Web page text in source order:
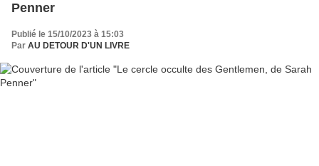
Penner
Publié le 15/10/2023 à 15:03
Par AU DETOUR D'UN LIVRE